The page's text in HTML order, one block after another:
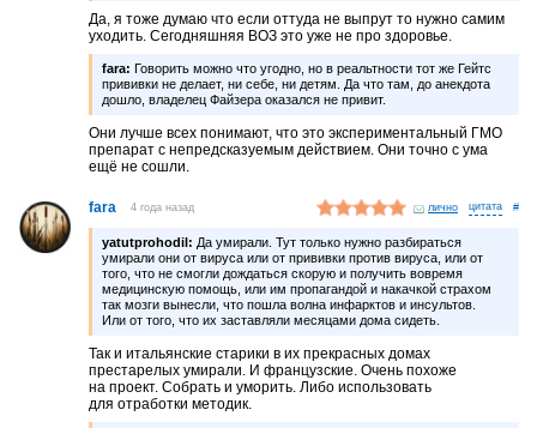
Да, я тоже думаю что если оттуда не выпрут то нужно самим
уходить. Сегодняшняя ВОЗ это уже не про здоровье.
fara: Говорить можно что угодно, но в реальтности тот же Гейтс
прививки не делает, ни себе, ни детям. Да что там, до анекдота
дошло, владелец Файзера оказался не привит.
Они лучше всех понимают, что это экспериментальный ГМО
препарат с непредсказуемым действием. Они точно с ума
ещё не сошли.
fara 4 года назад лично #
yatutprohodil: Да умирали. Тут только нужно разбираться
умирали они от вируса или от прививки против вируса, или от
того, что не смогли дождаться скорую и получить вовремя
медицинскую помощь, или им пропагандой и накачкой страхом
так мозги вынесли, что пошла волна инфарктов и инсультов.
Или от того, что их заставляли месяцами дома сидеть.
Так и итальянские старики в их прекрасных домах
престарелых умирали. И французские. Очень похоже
на проект. Собрать и уморить. Либо использовать
для отработки методик.